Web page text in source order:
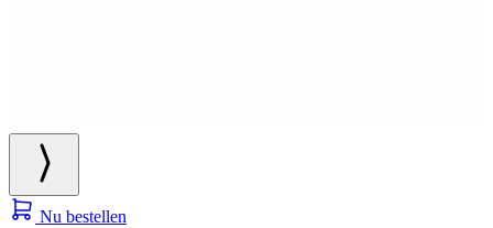
Nu bestellen